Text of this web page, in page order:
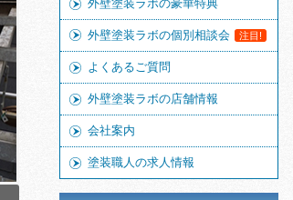
外壁塗装ラボの豪華特典
外壁塗装ラボの個別相談会 注目!
よくあるご質問
外壁塗装ラボの店舗情報
会社案内
塗装職人の求人情報